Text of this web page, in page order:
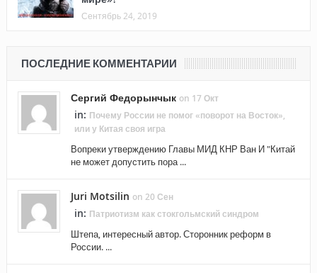
Сентябрь 24, 2019
ПОСЛЕДНИЕ КОММЕНТАРИИ
Сергий Федорынчык on 17 Окт
in: Почему России не помог «поворот на Восток»,
или у Китая своя игра
Вопреки утверждению Главы МИД КНР Ван И "Китай
не может допустить пора ...
Juri Motsilin on 20 Сен
in: Патриотизм как стокгольмский синдром
Штепа, интересный автор. Сторонник реформ в
России. ...